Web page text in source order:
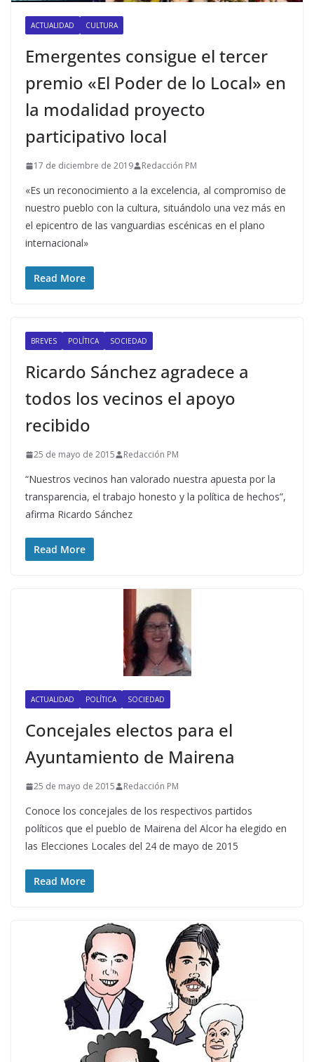
ACTUALIDAD CULTURA
Emergentes consigue el tercer
premio «El Poder de lo Local» en
la modalidad proyecto
participativo local
17 de diciembre de 2019 Redacción PM
«Es un reconocimiento a la excelencia, al compromiso de
nuestro pueblo con la cultura, situándolo una vez más en
el epicentro de las vanguardias escénicas en el plano
internacional»
Read More
BREVES POLÍTICA SOCIEDAD
Ricardo Sánchez agradece a
todos los vecinos el apoyo
recibido
25 de mayo de 2015 Redacción PM
“Nuestros vecinos han valorado nuestra apuesta por la
transparencia, el trabajo honesto y la política de hechos”,
afirma Ricardo Sánchez
Read More
ACTUALIDAD POLÍTICA SOCIEDAD
Concejales electos para el
Ayuntamiento de Mairena
25 de mayo de 2015 Redacción PM
Conoce los concejales de los respectivos partidos
políticos que el pueblo de Mairena del Alcor ha elegido en
las Elecciones Locales del 24 de mayo de 2015
Read More